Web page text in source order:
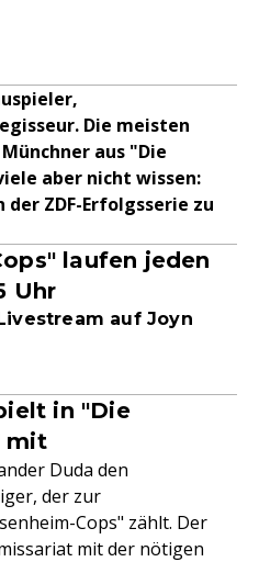
Die meisten
aus "Die
aber nicht wissen:
ZDF-Erfolgsserie zu
laufen jeden
Uhr
auf Joyn
in "Die
mit
Duda den
der zur
Cops" zählt. Der
mit der nötigen